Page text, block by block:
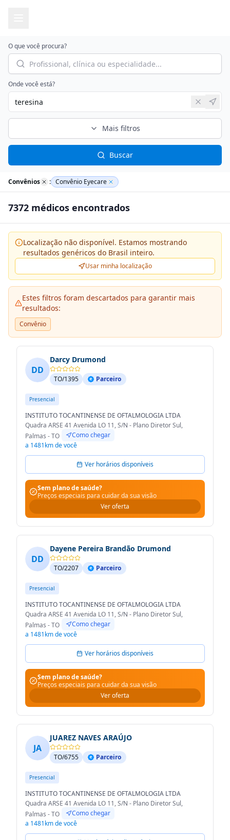
O que você procura?
Onde você está?
Mais filtros
Buscar
Convênios : Convênio Eyecare
7372 médicos encontrados
Localização não disponível. Estamos mostrando
resultados genéricos do Brasil inteiro.
Usar minha localização
Estes filtros foram descartados para garantir mais
resultados:
Convênio
DD
Darcy Drumond
TO/1395 Parceiro
Presencial
INSTITUTO TOCANTINENSE DE OFTALMOLOGIA LTDA
Quadra ARSE 41 Avenida LO 11, S/N - Plano Diretor Sul,
Palmas - TO
Como chegar
a 1481km de você
Ver horários disponíveis
Sem plano de saúde?
Preços especiais para cuidar da sua visão
Ver oferta
DD
Dayene Pereira Brandão Drumond
TO/2207 Parceiro
Presencial
INSTITUTO TOCANTINENSE DE OFTALMOLOGIA LTDA
Quadra ARSE 41 Avenida LO 11, S/N - Plano Diretor Sul,
Palmas - TO
Como chegar
a 1481km de você
Ver horários disponíveis
Sem plano de saúde?
Preços especiais para cuidar da sua visão
Ver oferta
JA
JUAREZ NAVES ARAÚJO
TO/6755 Parceiro
Presencial
INSTITUTO TOCANTINENSE DE OFTALMOLOGIA LTDA
Quadra ARSE 41 Avenida LO 11, S/N - Plano Diretor Sul,
Palmas - TO
Como chegar
a 1481km de você